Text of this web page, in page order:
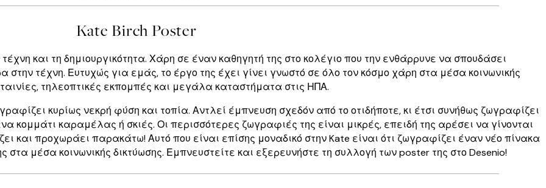
Kate Birch Poster
και τη δημιουργικότητα. Χάρη σε έναν καθηγητή της στο κολέγιο που την ενθάρρυνε να σπουδάσει
στην τέχνη. Ευτυχώς για εμάς, το έργο της έχει γίνει γνωστό σε όλο τον κόσμο χάρη στα μέσα κοινωνικής
τηλεοπτικές εκπομπές και μεγάλα καταστήματα στις ΗΠΑ.
κυρίως νεκρή φύση και τοπία. Αντλεί έμπνευση σχεδόν από το οτιδήποτε, κι έτσι συνήθως ζωγραφίζει
κομμάτι καραμέλας ή σκιές. Οι περισσότερες ζωγραφιές της είναι μικρές, επειδή της αρέσει να γίνονται
και προχωράει παρακάτω! Αυτό που είναι επίσης μοναδικό στην Kate είναι ότι ζωγραφίζει έναν νέο πίνακα
στα μέσα κοινωνικής δικτύωσης. Εμπνευστείτε και εξερευνήστε τη συλλογή των poster της στο Desenio!